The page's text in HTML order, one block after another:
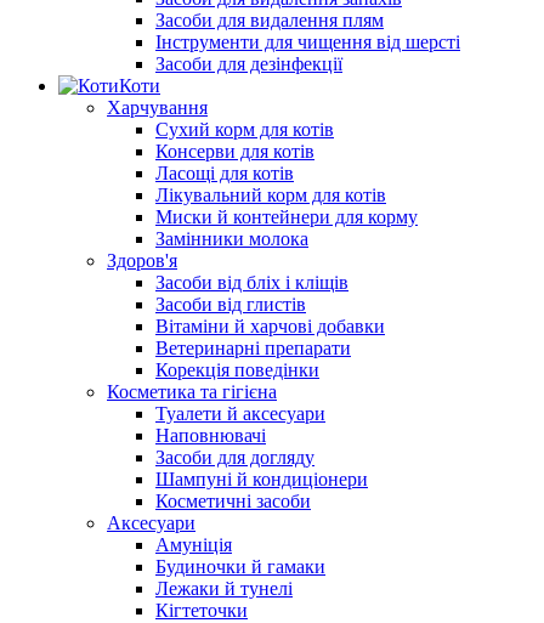
Засоби для видалення плям
Інструменти для чищення від шерсті
Засоби для дезінфекції
Коти
Харчування
Сухий корм для котів
Консерви для котів
Ласощі для котів
Лікувальний корм для котів
Миски й контейнери для корму
Замінники молока
Здоров'я
Засоби від бліх і кліщів
Засоби від глистів
Вітаміни й харчові добавки
Ветеринарні препарати
Корекція поведінки
Косметика та гігієна
Туалети й аксесуари
Наповнювачі
Засоби для догляду
Шампуні й кондиціонери
Косметичні засоби
Аксесуари
Амуніція
Будиночки й гамаки
Лежаки й тунелі
Кігтеточки